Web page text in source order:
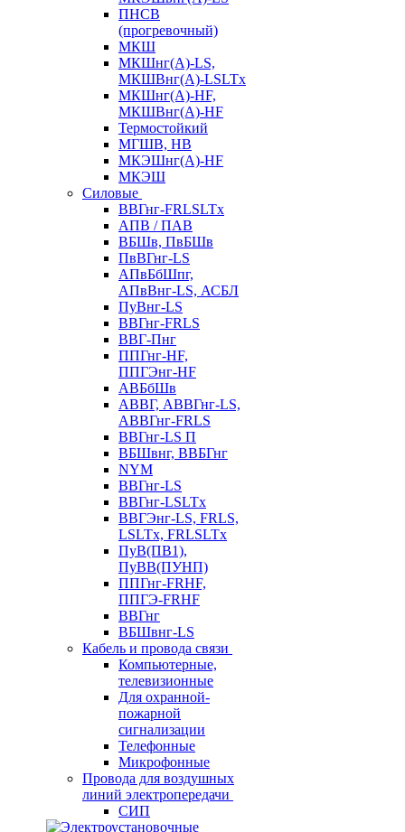
ПНСВ
(прогревочный)
МКШ
МКШнг(А)-LS,
МКШВнг(А)-LSLTx
МКШнг(А)-HF,
МКШВнг(А)-HF
Термостойкий
МГШВ, НВ
МКЭШнг(А)-HF
МКЭШ
Силовые
ВВГнг-FRLSLTx
АПВ / ПАВ
ВБШв, ПвБШв
ПвВГнг-LS
АПвБбШпг,
АПвВнг-LS, АСБЛ
ПуВнг-LS
ВВГнг-FRLS
ВВГ-Пнг
ППГнг-HF,
ППГЭнг-HF
АВБбШв
АВВГ, АВВГнг-LS,
АВВГнг-FRLS
ВВГнг-LS П
ВБШвнг, ВВБГнг
NYM
ВВГнг-LS
ВВГнг-LSLTx
ВВГЭнг-LS, FRLS,
LSLTx, FRLSLTx
ПуВ(ПВ1),
ПуВВ(ПУНП)
ППГнг-FRHF,
ППГЭ-FRHF
ВВГнг
ВБШвнг-LS
Кабель и провода связи
Компьютерные,
телевизионные
Для охранной-
пожарной
сигнализации
Телефонные
Микрофонные
Провода для воздушных
линий электропередачи
СИП